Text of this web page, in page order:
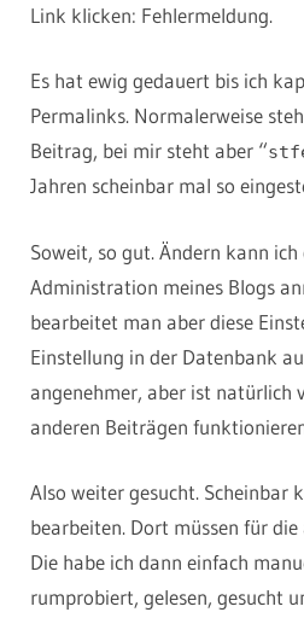
Link klicken: Fehlermeldung.
Es hat ewig gedauert bis ich
Permalinks. Normalerweise
Beitrag, bei mir steht aber “
Jahren scheinbar mal so
Soweit, so gut. Ändern kann
Administration meines Blogs
bearbeitet man aber diese
Einstellung in der Datenbank
angenehmer, aber ist natürlich
anderen Beiträgen
Also weiter gesucht. Scheinbar
bearbeiten. Dort müssen für
Die habe ich dann einfach
rumprobiert, gelesen, gesucht